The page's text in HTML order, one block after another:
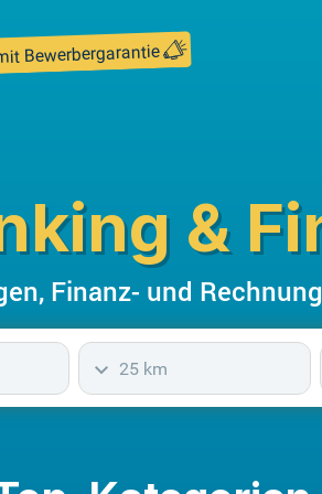
Bewerbergarantie
&
Finanz- und
25 km